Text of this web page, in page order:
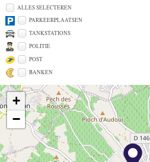
ALLES SELECTEREN
PARKEERPLAATSEN
TANKSTATIONS
POLITIE
POST
BANKEN
+
−